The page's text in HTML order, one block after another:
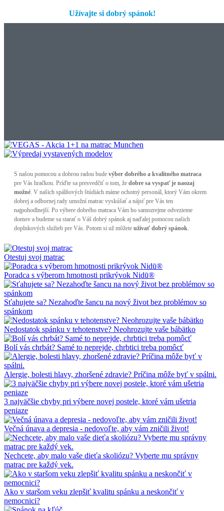
Užívajte si dobrý spánok!
S našou pomocou a dobrou radou bude výber dobrého a kvalitného matraca
pre Vás hračkou. Príďte sa presvedčiť o tom, že dobre sa vyspať je naozaj
možné. V našich spálňových štúdiách máme ochotný personál, ktorý Vám okrem
dobrej a odbornej rady umožní matrac vyskúšať a nájsť pre Vás ten
najpohodlnejší. Po výbere dobrého matraca Vám ho samozrejme odvezieme
domov a budeme sa starať o Váš dobrý spánok aj naďalej pomocou našich
doplnkových služieb pre Vás. Potom si už môžete užívať dobrý spánok.
Otestuj svoj matrac
Poradca s výberom hmotnosti prikrývok Nidū®
Sťahujete sa? Nezahoďte šancu na nový život bez problémov so
spánkom
Nedostatok spánku v tehotenstve? Neohrozujte vaše bábätko
Bolí vás chrbát? Samé to neprejde, chrbtici treba pomôcť
Alergie, bolesti hlavy, zhoršené zdravie? Príčina môže byť v spálni.
3 najväčšie chyby pri výbere novej postele, ktoré vám ušetria
peniaze
Večná únava a depresia - nedovoľte, aby vám zničili život!
Nechcete, aby malo vaše dieťa skoliózu? Vyberte mu správny
matrac pre každý vek.
Ako v staršom veku zlepšiť kvalitu spánku a neskončiť v
nemocnici?